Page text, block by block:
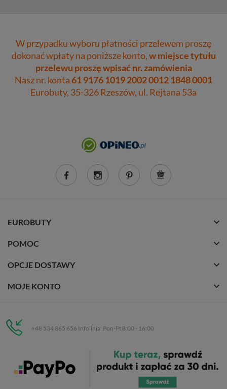
W przypadku wyboru płatności przelewem proszę
dokonać wpłaty na poniższe konto,w miejsce tytułu
przelewu proszę wpisać nr. zamówienia
Nasz nr. konta61 9176 1019 2002 0012 1848 0001
Eurobuty, 35-326 Rzeszów, ul. Rejtana 53a
EUROBUTY
POMOC
OPCJE DOSTAWY
MOJE KONTO
+48 534 865 656 Infolinia: Pon-Pt 8:00 - 16:00
C.H. Respan, Rejtana 53a/250
35-326 Rzeszów